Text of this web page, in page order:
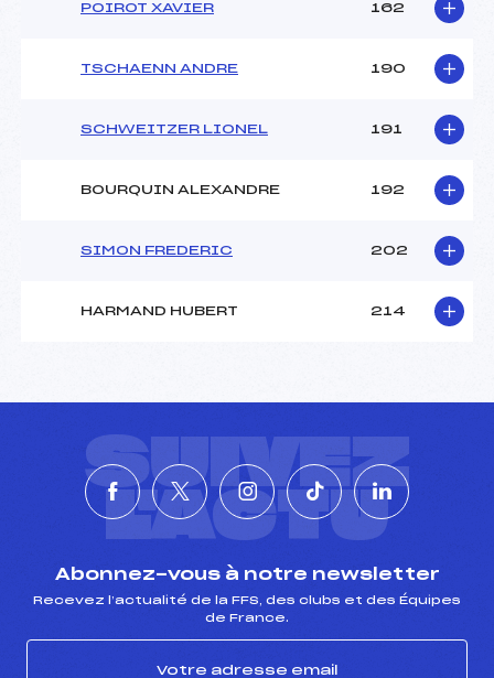
POIROT XAVIER 162
TSCHAENN ANDRE 190
SCHWEITZER LIONEL 191
BOURQUIN ALEXANDRE 192
SIMON FREDERIC 202
HARMAND HUBERT 214
SUIVEZ
L'ACTU
Abonnez-vous à notre newsletter
Recevez l’actualité de la FFS, des clubs et des Équipes
de France.